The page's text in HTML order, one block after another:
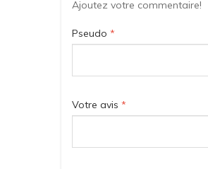
Ajoutez votre commentaire!
Pseudo *
Votre avis *